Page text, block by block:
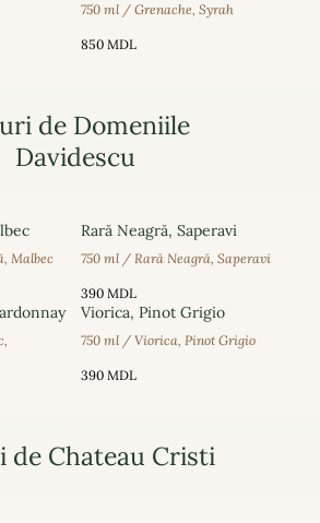
750 ml / Grenache, Syrah
850 MDL
de Domeniile
Davidescu
Malbec
Rară Neagră, Saperavi
750 ml / Rară Neagră, Saperavi
390 MDL
Viorica, Pinot Grigio
750 ml / Viorica, Pinot Grigio
390 MDL
de Chateau Cristi